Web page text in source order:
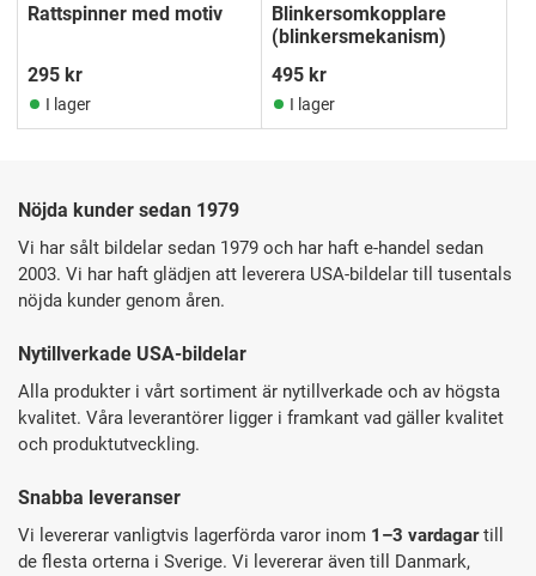
Rattspinner med motiv
295 kr
I lager
Blinkersomkopplare
(blinkersmekanism)
495 kr
I lager
Nöjda kunder sedan 1979
Vi har sålt bildelar sedan 1979 och har haft e-handel sedan
2003. Vi har haft glädjen att leverera USA-bildelar till tusentals
nöjda kunder genom åren.
Nytillverkade USA-bildelar
Alla produkter i vårt sortiment är nytillverkade och av högsta
kvalitet. Våra leverantörer ligger i framkant vad gäller kvalitet
och produktutveckling.
Snabba leveranser
Vi levererar vanligtvis lagerförda varor inom 1–3 vardagartill
de flesta orterna i Sverige. Vi levererar även till Danmark,